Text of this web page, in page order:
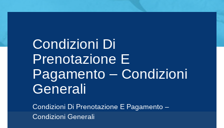
Condizioni Di
Prenotazione E
Pagamento – Condizioni
Generali
Condizioni Di Prenotazione E Pagamento –
Condizioni Generali